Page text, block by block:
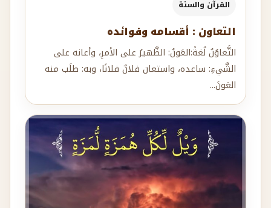
القرآن والسنة
التعاون : أقسامه وفوائده
التَّعاوُنُ لُغةً:العَونُ: الظَّهيرُ على الأمرِ، وأعانه على
الشَّيءِ: ساعده، واستعان فلانٌ فلانًا، وبه: طلَب منه
العَونَ...